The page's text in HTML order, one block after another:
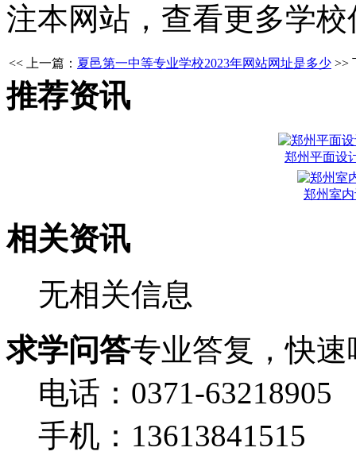
注本网站，查看更多学校
<< 上一篇： 夏邑第一中等专业学校2023年网站网址是多少 >>
推荐资讯
郑州平面设
郑州室
相关资讯
无相关信息
求学问答专业答复，快速
电话：0371-63218905
手机：13613841515